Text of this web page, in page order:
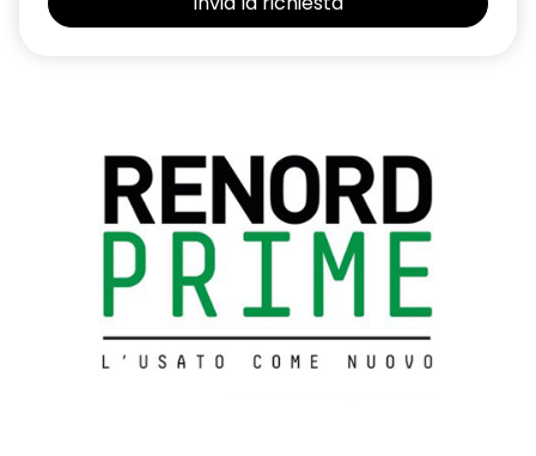
TESSUTO LIBERIA Grigio
Vetri posteriori oscurati
Volante in pelle
Volante in pelle con inserto «satin»